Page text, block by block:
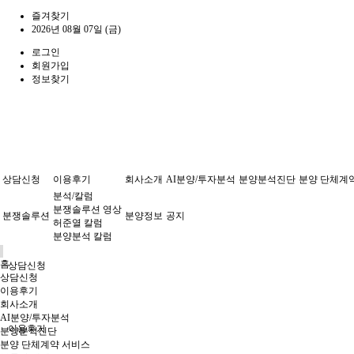
즐겨찾기
2026년 08월 07일 (금)
로그인
회원가입
정보찾기
상담신청
이용후기
상담신청 이용후기 회사소개 AI분양/투자분석 분양분석진단 분양 단체계
분쟁솔루션
분석/칼럼
분쟁솔루션 영상
허준열 칼럼
분양분석 칼럼
분양정보 공지
홈
상담신청
이용후기
회사소개
AI분양/투자분석
분양분석진단
분양 단체계약 서비스